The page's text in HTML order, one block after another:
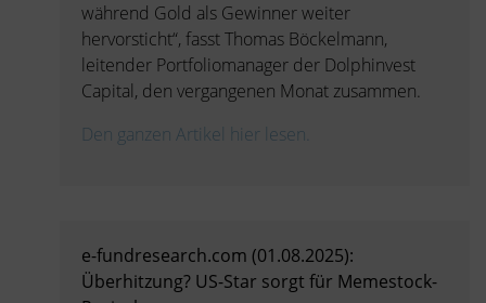
während Gold als Gewinner weiter
hervorsticht“, fasst Thomas Böckelmann,
leitender Portfoliomanager der Dolphinvest
Capital, den vergangenen Monat zusammen.
Den ganzen Artikel hier lesen.
e-fundresearch.com (01.08.2025):
Überhitzung? US-Star sorgt für Memestock-